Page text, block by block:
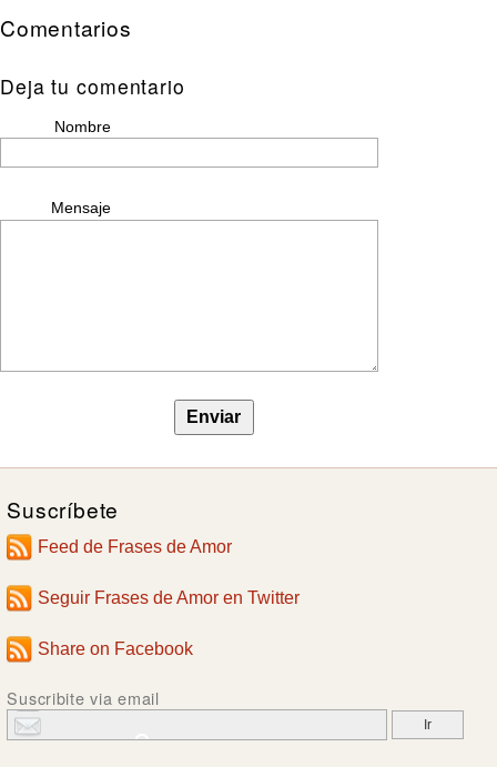
Comentarios
Deja tu comentario
Nombre
Mensaje
Suscríbete
Feed de Frases de Amor
Seguir Frases de Amor en Twitter
Share on Facebook
Suscribite via email